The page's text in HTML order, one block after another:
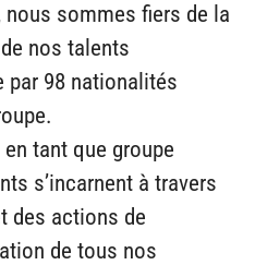
nous sommes fiers de la
nos talents
par 98 nationalités
tant que groupe
s’incarnent à travers
des actions de
de tous nos